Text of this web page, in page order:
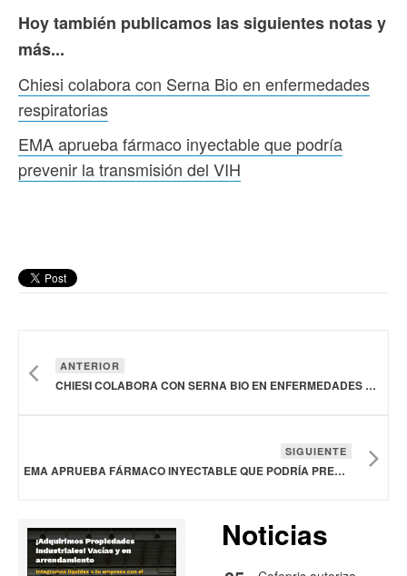
Hoy también publicamos las siguientes notas y
más...
Chiesi colabora con Serna Bio en enfermedades
respiratorias
EMA aprueba fármaco inyectable que podría
prevenir la transmisión del VIH
ANTERIOR
CHIESI COLABORA CON SERNA BIO EN ENFERMEDADES RESPIRATORIAS
SIGUIENTE
EMA APRUEBA FÁRMACO INYECTABLE QUE PODRÍA PREVENIR LA TRANSMISIÓN DEL VIH
Noticias